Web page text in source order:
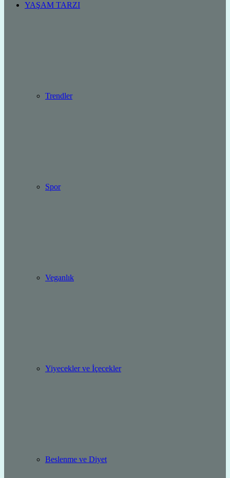
YAŞAM TARZI
Trendler
Spor
Veganlık
Yiyecekler ve İçecekler
Beslenme ve Diyet